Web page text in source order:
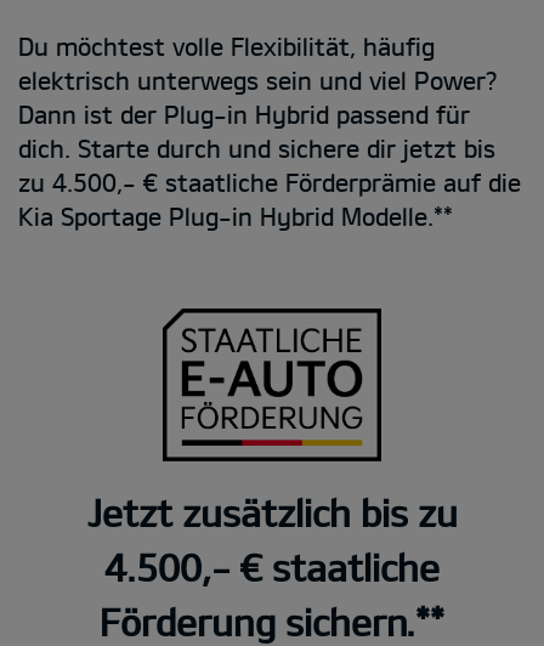
Du möchtest volle Flexibilität, häufig
elektrisch unterwegs sein und viel Power?
Dann ist der Plug-in Hybrid passend für
dich. Starte durch und sichere dir jetzt bis
zu 4.500,- € staatliche Förderprämie auf die
Kia Sportage Plug-in Hybrid Modelle.**
Jetzt zusätzlich bis zu
4.500,- € staatliche
Förderung sichern.**